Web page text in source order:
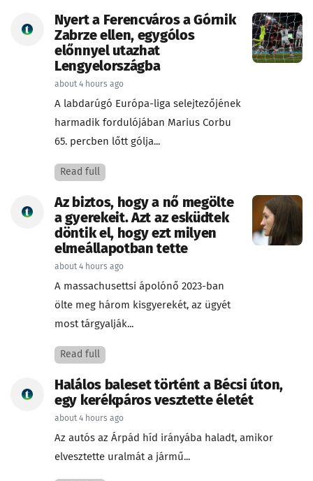
Nyert a Ferencváros a Górnik
Zabrze ellen, egygólos
előnnyel utazhat
Lengyelországba
about 4 hours ago
A labdarúgó Európa-liga selejtezőjének
harmadik fordulójában Marius Corbu
65. percben lőtt gólja...
Read full
Az biztos, hogy a nő megölte
a gyerekeit. Azt az esküdtek
döntik el, hogy ezt milyen
elmeállapotban tette
about 4 hours ago
A massachusettsi ápolónő 2023-ban
ölte meg három kisgyerekét, az ügyét
most tárgyalják...
Read full
Halálos baleset történt a Bécsi úton,
egy kerékpáros vesztette életét
about 4 hours ago
Az autós az Árpád híd irányába haladt, amikor
elvesztette uralmát a jármű...